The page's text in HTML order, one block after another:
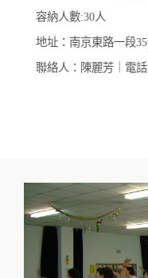
容納人數:30人
地址：南京東路一段
聯絡人：陳麗芳｜電